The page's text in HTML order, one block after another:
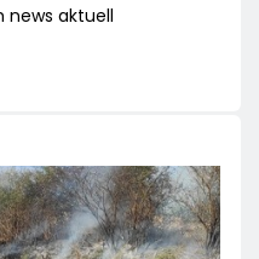
news aktuell